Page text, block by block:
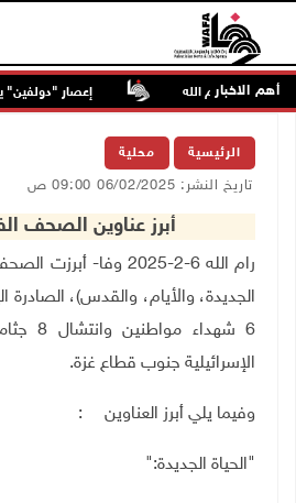
أهم الاخبار
شمال رام الله إعصار "دولفين"
الرئيسية محلية
تاريخ النشر: 06/02/2025 09:00 ص
أبرز عناوين الصحف
رام الله 6-2-2025 وفا-
الجديدة، والأيام، والقدس)،
6 شهداء
الإسرائيلية جنوب قطاع غزة.
وفيما يلي أبرز العناوين :
"الحياة الجديدة":